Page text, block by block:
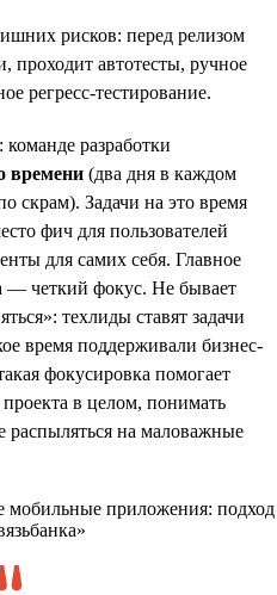
рисков: перед релизом
проходит автотесты, ручное
регресс-тестирование.
разработки
времени (два дня в каждом
скрам). Задачи на это время
фич для пользователей
для самих себя. Главное
— четкий фокус. Не бывает
техлиды ставят задачи
время поддерживали бизнес-
фокусировка помогает
проекта в целом, понимать
распыляться на маловажные